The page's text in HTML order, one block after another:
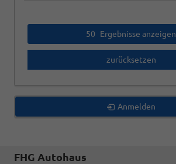
50 Ergebnisse anzeigen
zurücksetzen
Anmelden
FHG Autohaus